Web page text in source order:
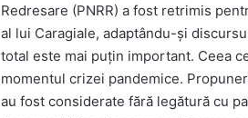
Redresare (PNRR) a fost retrimis
al lui Caragiale, adaptându-și
total este mai puțin important. Ceea
momentul crizei pandemice.
au fost considerate fără legătură cu